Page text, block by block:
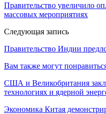
Правительство увеличило
массовых мероприятиях
Следующая запись
Правительство Индии
Вам также могут
США и Великобритания
технологиях и ядерной
Экономика Китая